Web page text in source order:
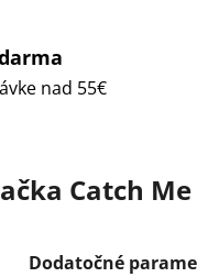
nad 55€
Catch
Dodatočné